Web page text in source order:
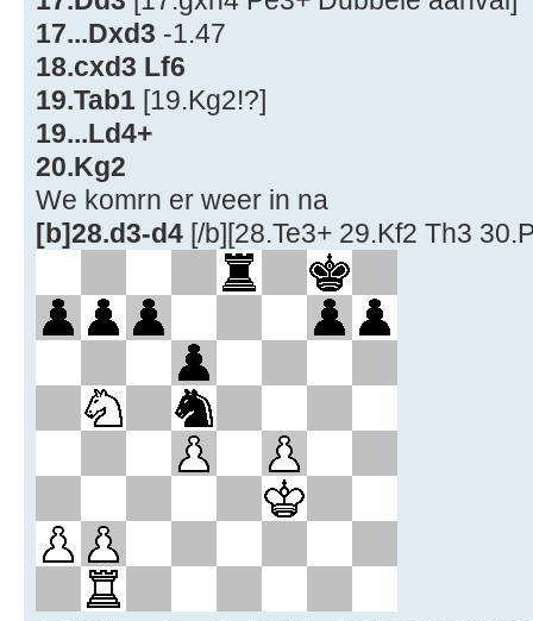
17...Dxd3 -1.47
18.cxd3 Lf6
19.Tab1 [19.Kg2!?]
19...Ld4+
20.Kg2
We komrn er weer in na
[b]28.d3-d4 [/b][28.Te3+ 29.Kf2 Th3